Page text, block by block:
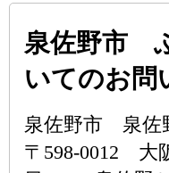
泉佐野市
いてのお問
泉佐野市 泉佐
〒598-0012 大